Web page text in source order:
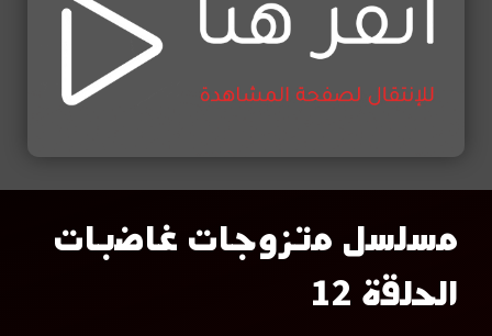
مسلسل
متزوجات
مسلسل متزوجات غاضبات
الحلقة 12